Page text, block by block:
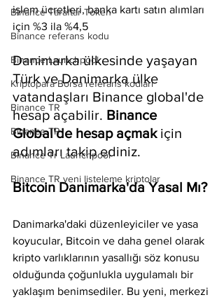
Binance Taraftar Token
Binance referans kodu
Binance Launchpool
Kriptopara Borsa referans kodları
Binance TR
Binance TR
Binance Tr Launchpool
Binance TR yeni listeleme kriptolar
işlem ücretleri, banka kartı satın alımları
için %3 ila %4,5
Danimarka ülkesinde yaşayan
Türk ve Danimarka ülke
vatandaşları Binance global'de
hesap açabilir. Binance
Global'de hesap açmak için
adımları takip ediniz.
Bitcoin Danimarka'da Yasal Mı?
Danimarka'daki düzenleyiciler ve yasa
koyucular, Bitcoin ve daha genel olarak
kripto varlıklarının yasallığı söz konusu
olduğunda çoğunlukla uygulamalı bir
yaklaşım benimsediler. Bu yeni, merkezi